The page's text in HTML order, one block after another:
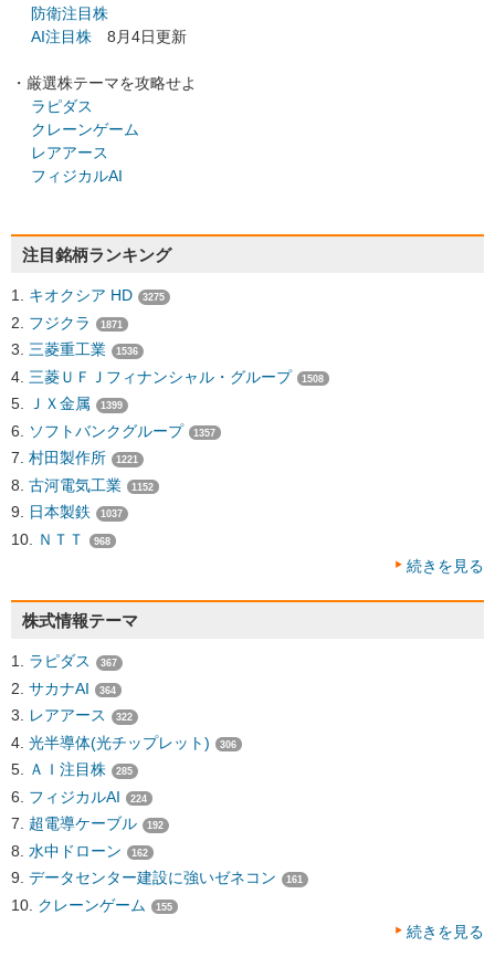
防衛注目株
AI注目株 8月4日更新
・厳選株テーマを攻略せよ
ラピダス
クレーンゲーム
レアアース
フィジカルAI
注目銘柄ランキング
キオクシア HD 3275
フジクラ 1871
三菱重工業 1536
三菱ＵＦＪフィナンシャル・グループ 1508
ＪＸ金属 1399
ソフトバンクグループ 1357
村田製作所 1221
古河電気工業 1152
日本製鉄 1037
ＮＴＴ 968
続きを見る
株式情報テーマ
ラピダス 367
サカナAI 364
レアアース 322
光半導体(光チップレット) 306
ＡＩ注目株 285
フィジカルAI 224
超電導ケーブル 192
水中ドローン 162
データセンター建設に強いゼネコン 161
クレーンゲーム 155
続きを見る